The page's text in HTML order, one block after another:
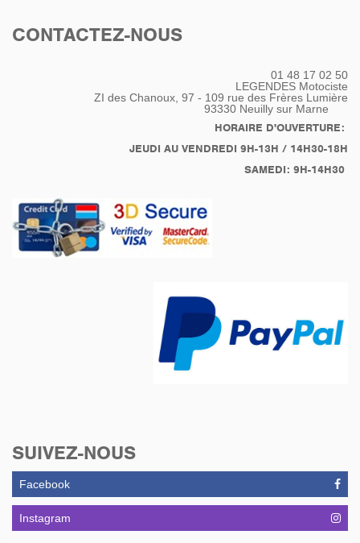
CONTACTEZ-NOUS
01 48 17 02 50
LEGENDES Motociste
ZI des Chanoux, 97 - 109 rue des Frères Lumière
93330 Neuilly sur Marne
HORAIRE D'OUVERTURE:
JEUDI AU VENDREDI 9H-13H / 14H30-18H
SAMEDI: 9H-14H30
SUIVEZ-NOUS
Facebook
Instagram